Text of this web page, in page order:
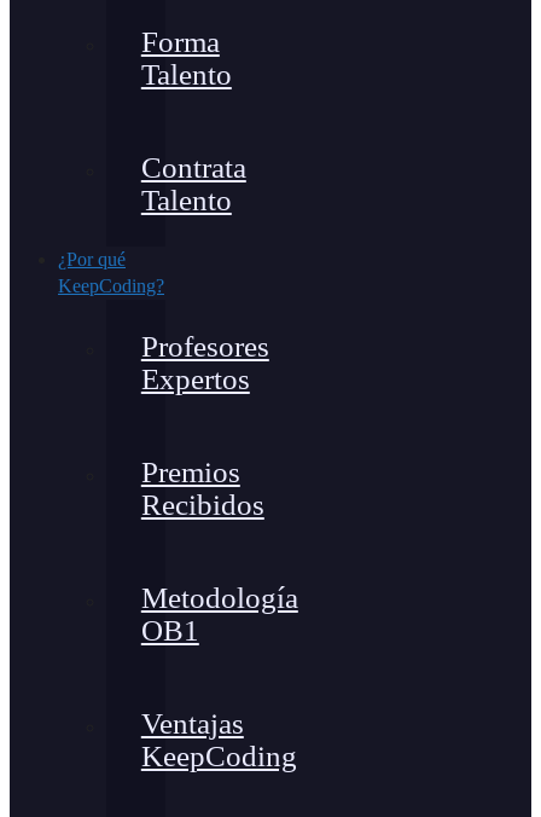
Forma
Talento
Contrata
Talento
¿Por qué
KeepCoding?
Profesores
Expertos
Premios
Recibidos
Metodología
OB1
Ventajas
KeepCoding